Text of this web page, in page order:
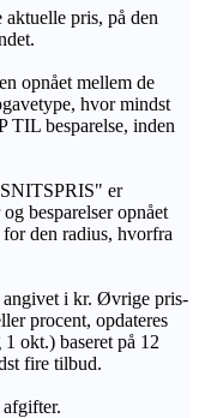
pris, på den
opnået mellem de
hvor mindst
TIL besparelse, inden
er
besparelser opnået
den radius, hvorfra
angivet i kr. Øvrige pris-
procent, opdateres
okt.) baseret på 12
fire tilbud.